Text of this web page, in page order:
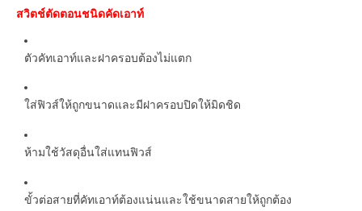
สวิตช์ตัดตอนชนิดคัดเอาท์
ตัวคัทเอาท์และฝาครอบต้องไม่แตก
ใส่ฟิวส์ให้ถูกขนาดและมีฝาครอบปิดให้มิดชิด
ห้ามใช้วัสดุอื่นใส่แทนฟิวส์
ขั้วต่อสายที่คัทเอาท์ต้องแน่นและใช้ขนาดสายให้ถูกต้อง